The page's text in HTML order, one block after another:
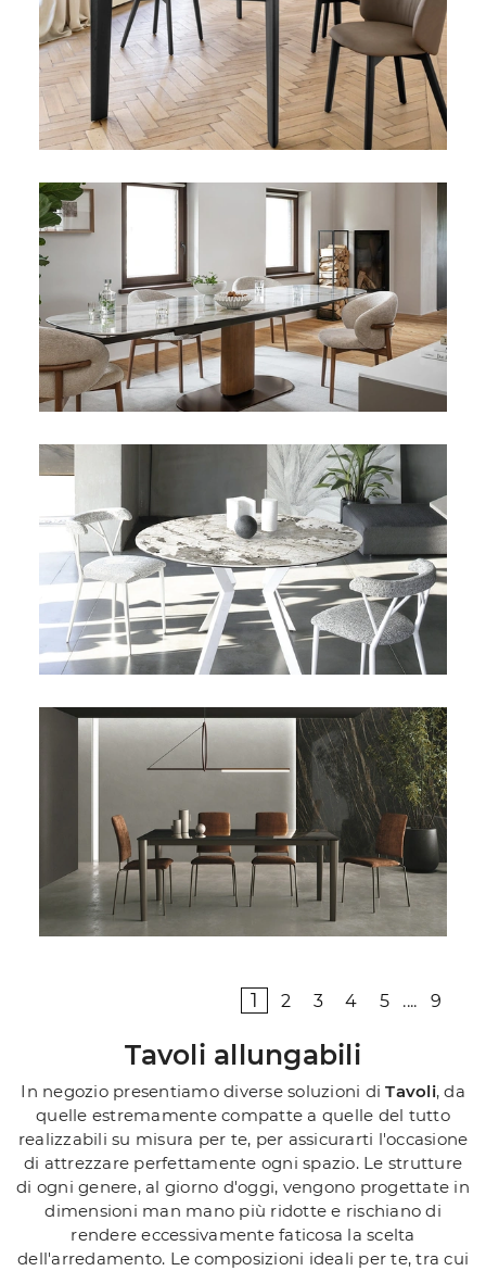
1 2 3 4 5 .... 9
Tavoli allungabili
In negozio presentiamo diverse soluzioni diTavoli, da
quelle estremamente compatte a quelle del tutto
realizzabili su misura per te, per assicurarti l'occasione
di attrezzare perfettamente ogni spazio. Le strutture
di ogni genere, al giorno d'oggi, vengono progettate in
dimensioni man mano più ridotte e rischiano di
rendere eccessivamente faticosa la scelta
dell'arredamento. Le composizioni ideali per te, tra cui